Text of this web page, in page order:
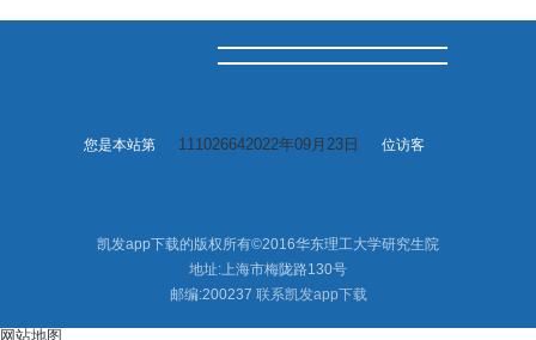
您是本站第 111026642022年09月23日 位访客
凯发app下载的版权所有©2016华东理工大学研究生院
地址:上海市梅陇路130号
邮编:200237 联系凯发app下载
网站地图